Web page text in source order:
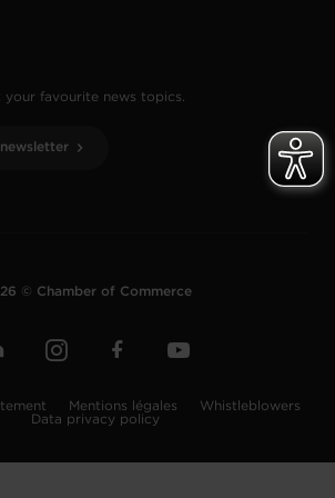
your favourite news topics.
© Chamber of Commerce
Mentions légales
Whistleblowers
Data privacy policy